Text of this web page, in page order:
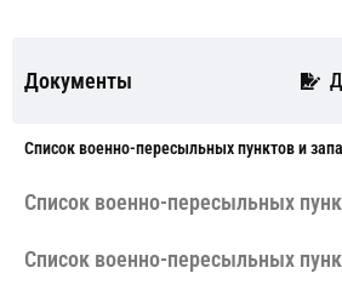
Документы
Cписок военно-пересыльных пунктов и
Cписок военно-пересыльных
Cписок военно-пересыльных